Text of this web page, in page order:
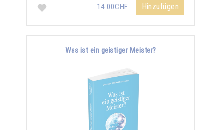
14.00CHF
Hinzufügen
Was ist ein geistiger Meister?